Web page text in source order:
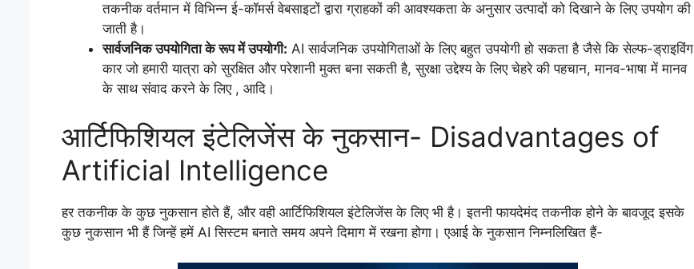
तकनीक वर्तमान में विभिन्न ई-कॉमर्स वेबसाइटों द्वारा ग्राहकों की आवश्यकता के अनुसार उत्पादों को दिखाने के लिए उपयोग की
जाती है।
सार्वजनिक उपयोगिता के रूप में उपयोगी: AI सार्वजनिक उपयोगिताओं के लिए बहुत उपयोगी हो सकता है जैसे कि सेल्फ-ड्राइविंग
कार जो हमारी यात्रा को सुरक्षित और परेशानी मुक्त बना सकती है, सुरक्षा उद्देश्य के लिए चेहरे की पहचान, मानव-भाषा में मानव
के साथ संवाद करने के लिए , आदि।
आर्टिफिशियल इंटेलिजेंस के नुकसान- Disadvantages of
Artificial Intelligence
हर तकनीक के कुछ नुकसान होते हैं, और वही आर्टिफिशियल इंटेलिजेंस के लिए भी है। इतनी फायदेमंद तकनीक होने के बावजूद इसके
कुछ नुकसान भी हैं जिन्हें हमें AI सिस्टम बनाते समय अपने दिमाग में रखना होगा। एआई के नुकसान निम्नलिखित हैं-